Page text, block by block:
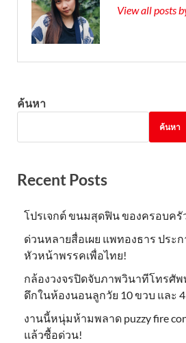
View all posts
ค้นหา
ค้นหา
Recent Posts
โปรเจกต์ ขนมสุดฟิน ของครอบครั
ด่วนหลายสื่อเผย แพทองธาร ประ
หัวหน้าพรรคเพื่อไทย!
กล้องวงจรปิดจับภาพวินาทีโทรศัพ
ดึกในห้องนอนลูกวัย 10 ขวบ และ
งานนี้หนุ่มห้ามพลาด puzzy fire
แล้วซื้อด่วน!